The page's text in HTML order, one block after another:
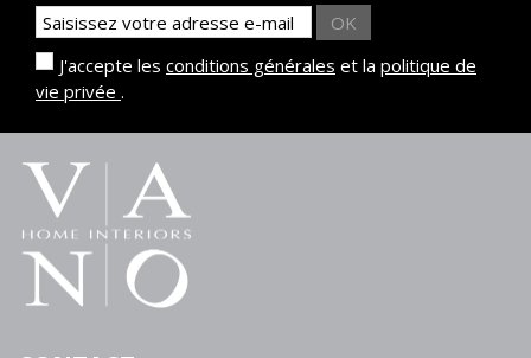
OK
J'accepte les conditions générales et la politique de
vie privée .